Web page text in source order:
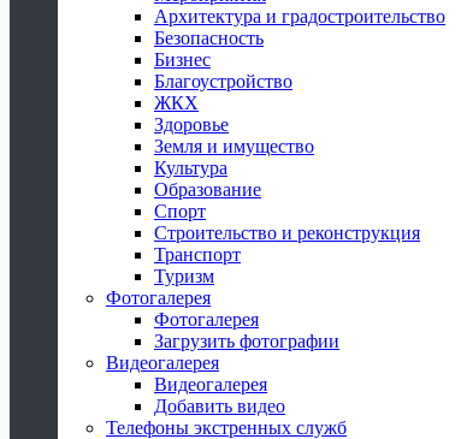
Архитектура и градостроительство
Безопасность
Бизнес
Благоустройство
ЖКХ
Здоровье
Земля и имущество
Культура
Образование
Спорт
Строительство и реконструкция
Транспорт
Туризм
Фотогалерея
Фотогалерея
Загрузить фотографии
Видеогалерея
Видеогалерея
Добавить видео
Телефоны экстренных служб